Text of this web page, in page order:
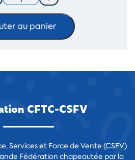
au panier
CFTC-CSFV
Services et Force de Vente (CSFV)
Fédération chapeautée par la